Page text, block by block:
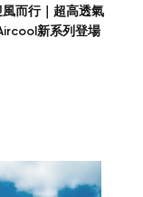
而行｜超高透氣
新系列登場